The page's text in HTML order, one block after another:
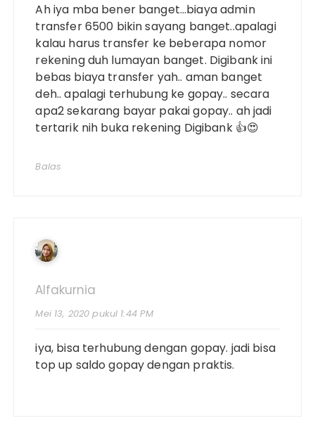
Ah iya mba bener banget…biaya admin
transfer 6500 bikin sayang banget..apalagi
kalau harus transfer ke beberapa nomor
rekening duh lumayan banget. Digibank ini
bebas biaya transfer yah.. aman banget
deh.. apalagi terhubung ke gopay.. secara
apa2 sekarang bayar pakai gopay.. ah jadi
tertarik nih buka rekening Digibank 👍😍
Balas
Alfakurnia
Mei 13, 2020 pukul 1:44 PM
iya, bisa terhubung dengan gopay. jadi bisa
top up saldo gopay dengan praktis.